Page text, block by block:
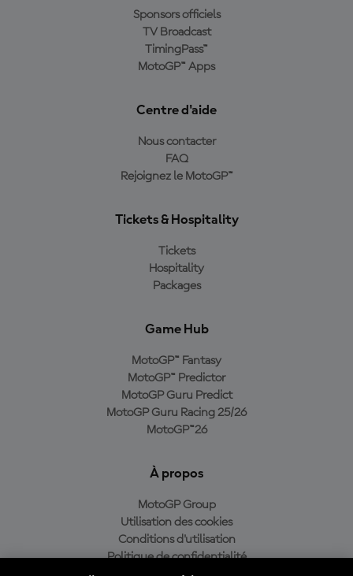
Sponsors officiels
TV Broadcast
TimingPass™
MotoGP™ Apps
Centre d'aide
Nous contacter
FAQ
Rejoignez le MotoGP™
Tickets & Hospitality
Tickets
Hospitality
Packages
Game Hub
MotoGP™ Fantasy
MotoGP™ Predictor
MotoGP Guru Predict
MotoGP Guru Racing 25/26
MotoGP™26
À propos
MotoGP Group
Utilisation des cookies
Conditions d'utilisation
Politique de confidentialité